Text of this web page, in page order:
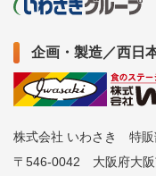
企画・製造／西日
株式会社 いわさき 特販
〒546-0042 大阪府大